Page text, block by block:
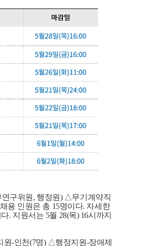
연구위원 , 행정원) △무기계약직
채용 인원은 총 15명이다. 자세한
. 지원서는 5월 28(목) 16시까지
원-인천(7명) △행정지원-장애제